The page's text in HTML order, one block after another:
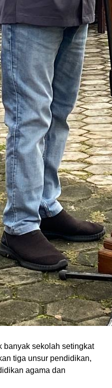
banyak sekolah setingkat
tiga unsur pendidikan,
agama dan